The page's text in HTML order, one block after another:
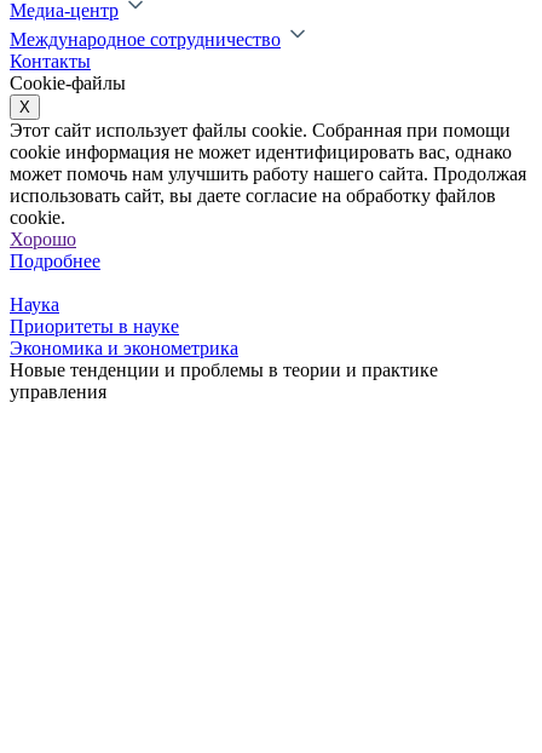
Медиа-центр
Международное сотрудничество
Контакты
Cookie-файлы
X
Этот сайт использует файлы cookie. Собранная при помощи
cookie информация не может идентифицировать вас, однако
может помочь нам улучшить работу нашего сайта. Продолжая
использовать сайт, вы даете согласие на обработку файлов
cookie.
Хорошо
Подробнее
Наука
Приоритеты в науке
Экономика и эконометрика
Новые тенденции и проблемы в теории и практике
управления